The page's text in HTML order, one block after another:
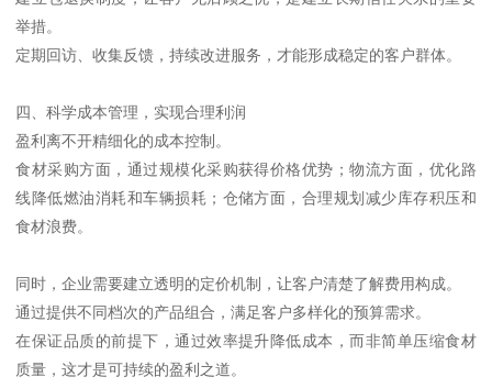
举措。
定期回访、收集反馈，持续改进服务，才能形成稳定的客户群体。
四、科学成本管理，实现合理利润
盈利离不开精细化的成本控制。
食材采购方面，通过规模化采购获得价格优势；物流方面，优化路
线降低燃油消耗和车辆损耗；仓储方面，合理规划减少库存积压和
食材浪费。
同时，企业需要建立透明的定价机制，让客户清楚了解费用构成。
通过提供不同档次的产品组合，满足客户多样化的预算需求。
在保证品质的前提下，通过效率提升降低成本，而非简单压缩食材
质量，这才是可持续的盈利之道。